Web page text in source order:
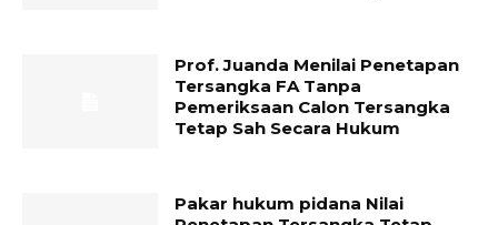
Prof. Juanda Menilai Penetapan
Tersangka FA Tanpa
Pemeriksaan Calon Tersangka
Tetap Sah Secara Hukum
Pakar hukum pidana Nilai